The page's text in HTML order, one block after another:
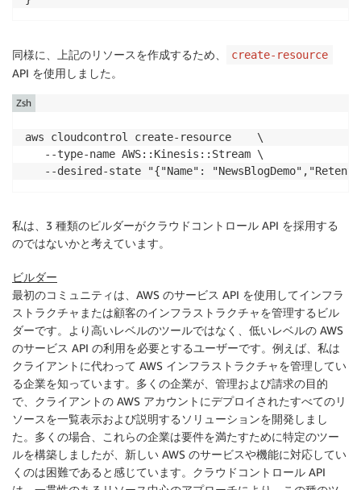
同様に、上記のリソースを作成するため、 create-resource
API を使用しました。
aws cloudcontrol create-resource    \
   --type-name AWS::Kinesis::Stream \
Zsh
私は、3 種類のビルダーがクラウドコントロール API を採用する
のではないかと考えています。
ビルダー
最初のコミュニティは、AWS のサービス API を使用してインフラ
ストラクチャまたは顧客のインフラストラクチャを管理する ビル
ダーです。より高いレベルのツールではなく、低いレベルの AWS
のサービス API の利用を必要とするユーザーです。例えば、私は
クライアントに代わって AWS インフラストラクチャを管理してい
る企業を知っています。多くの企業が、管理および請求の目的
で、クライアントの AWS アカウントにデプロイされたすべてのリ
ソースを一覧表示および説明するソリューションを開発しまし
た。多くの場合、これらの企業は要件を満たすために特定のツー
ルを構築しましたが、新しい AWS のサービスや機能に対応してい
くのは困難であると感じています。 クラウドコントロール API